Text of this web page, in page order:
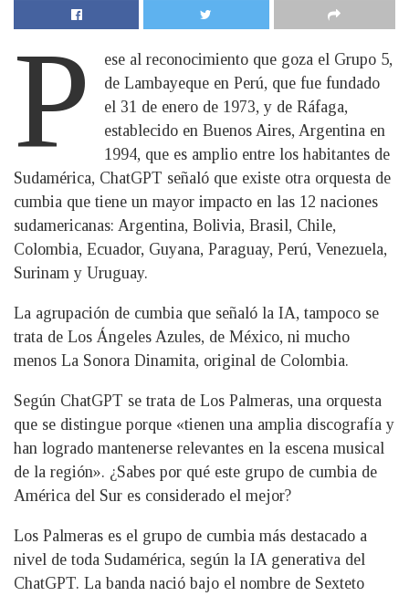
P
ese al reconocimiento que goza el Grupo 5,
de Lambayeque en Perú, que fue fundado
el 31 de enero de 1973, y de Ráfaga,
establecido en Buenos Aires, Argentina en
1994, que es amplio entre los habitantes de
Sudamérica, ChatGPT señaló que existe otra orquesta de
cumbia que tiene un mayor impacto en las 12 naciones
sudamericanas: Argentina, Bolivia, Brasil, Chile,
Colombia, Ecuador, Guyana, Paraguay, Perú, Venezuela,
Surinam y Uruguay.
La agrupación de cumbia que señaló la IA, tampoco se
trata de Los Ángeles Azules, de México, ni mucho
menos La Sonora Dinamita, original de Colombia.
Según ChatGPT se trata de Los Palmeras, una orquesta
que se distingue porque «tienen una amplia discografía y
han logrado mantenerse relevantes en la escena musical
de la región». ¿Sabes por qué este grupo de cumbia de
América del Sur es considerado el mejor?
Los Palmeras es el grupo de cumbia más destacado a
nivel de toda Sudamérica, según la IA generativa del
ChatGPT. La banda nació bajo el nombre de Sexteto